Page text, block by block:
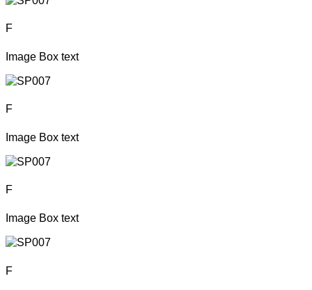
F
Image Box text
F
Image Box text
F
Image Box text
F